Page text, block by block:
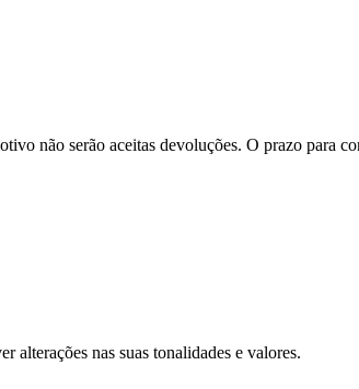
não serão aceitas devoluções. O prazo para
alterações nas suas tonalidades e valores.